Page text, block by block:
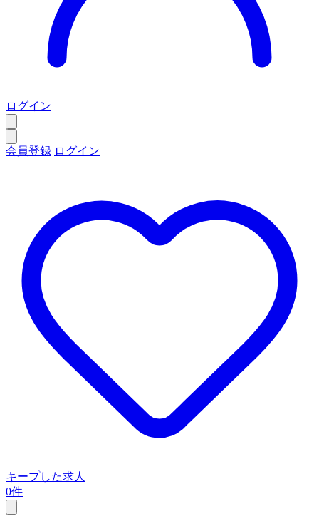
ログイン
会員登録 ログイン
キープした求人
0件